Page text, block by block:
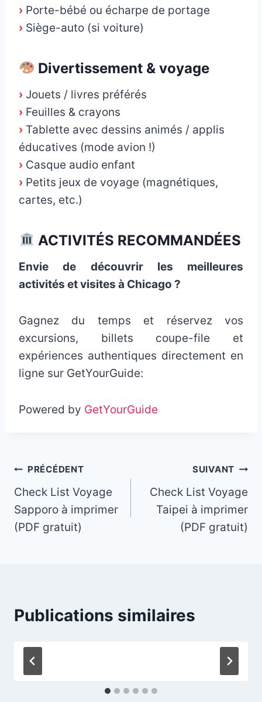
› Porte-bébé ou écharpe de portage
› Siège-auto (si voiture)
Divertissement & voyage
› Jouets / livres préférés
› Feuilles & crayons
› Tablette avec dessins animés / applis
éducatives (mode avion !)
› Casque audio enfant
› Petits jeux de voyage (magnétiques,
cartes, etc.)
ACTIVITÉS RECOMMANDÉES
Envie de découvrir les meilleures
activités et visites à Chicago ?
Gagnez du temps et réservez vos
excursions, billets coupe-file et
expériences authentiques directement en
ligne sur GetYourGuide:
Powered by GetYourGuide
Navigation
de
l’article
PRÉCÉDENT
Check List Voyage
Sapporo à imprimer
(PDF gratuit)
SUIVANT
Check List Voyage
Taipei à imprimer
(PDF gratuit)
Publications similaires